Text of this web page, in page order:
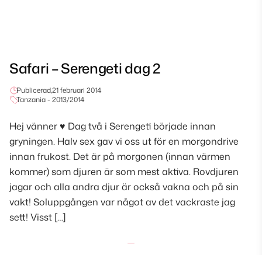
Safari – Serengeti dag 2
Publicerad,21 februari 2014
Tanzania - 2013/2014
Hej vänner ♥ Dag två i Serengeti började innan
gryningen. Halv sex gav vi oss ut för en morgondrive
innan frukost. Det är på morgonen (innan värmen
kommer) som djuren är som mest aktiva. Rovdjuren
jagar och alla andra djur är också vakna och på sin
vakt! Soluppgången var något av det vackraste jag
sett! Visst […]